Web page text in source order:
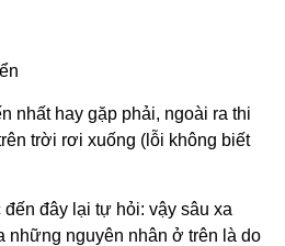
nhất hay gặp phải, ngoài ra thi
trời rơi xuống (lỗi không biết
đây lại tự hỏi: vậy sâu xa
những nguyên nhân ở trên là do